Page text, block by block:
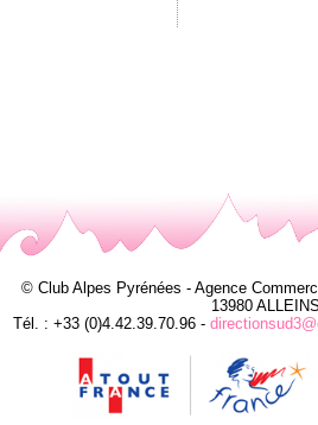
© Club Alpes Pyrénées - Agence
13980 ALLEINS
Tél. : +33 (0)4.42.39.70.96 -